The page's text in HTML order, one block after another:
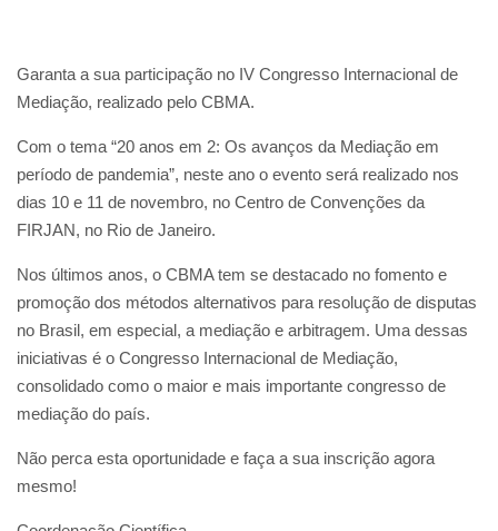
Garanta a sua participação no IV Congresso Internacional de
Mediação, realizado pelo CBMA.
Com o tema “20 anos em 2: Os avanços da Mediação em
período de pandemia”, neste ano o evento será realizado nos
dias 10 e 11 de novembro, no Centro de Convenções da
FIRJAN, no Rio de Janeiro.
Nos últimos anos, o CBMA tem se destacado no fomento e
promoção dos métodos alternativos para resolução de disputas
no Brasil, em especial, a mediação e arbitragem. Uma dessas
iniciativas é o Congresso Internacional de Mediação,
consolidado como o maior e mais importante congresso de
mediação do país.
Não perca esta oportunidade e faça a sua inscrição agora
mesmo!